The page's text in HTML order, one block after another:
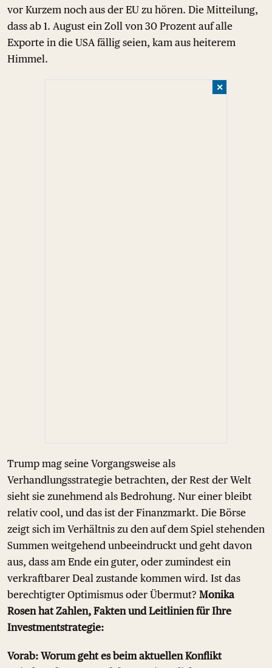
vor Kurzem noch aus der EU zu hören. Die Mitteilung,
dass ab 1. August ein Zoll von 30 Prozent auf alle
Exporte in die USA fällig seien, kam aus heiterem
Himmel.
✕
Trump mag seine Vorgangsweise als
Verhandlungsstrategie betrachten, der Rest der Welt
sieht sie zunehmend als Bedrohung. Nur einer bleibt
relativ cool, und das ist der Finanzmarkt. Die Börse
zeigt sich im Verhältnis zu den auf dem Spiel stehenden
Summen weitgehend unbeeindruckt und geht davon
aus, dass am Ende ein guter, oder zumindest ein
verkraftbarer Deal zustande kommen wird. Ist das
berechtigter Optimismus oder Übermut? Monika
Rosen hat Zahlen, Fakten und Leitlinien für Ihre
Investmentstrategie:
Vorab: Worum geht es beim aktuellen Konflikt